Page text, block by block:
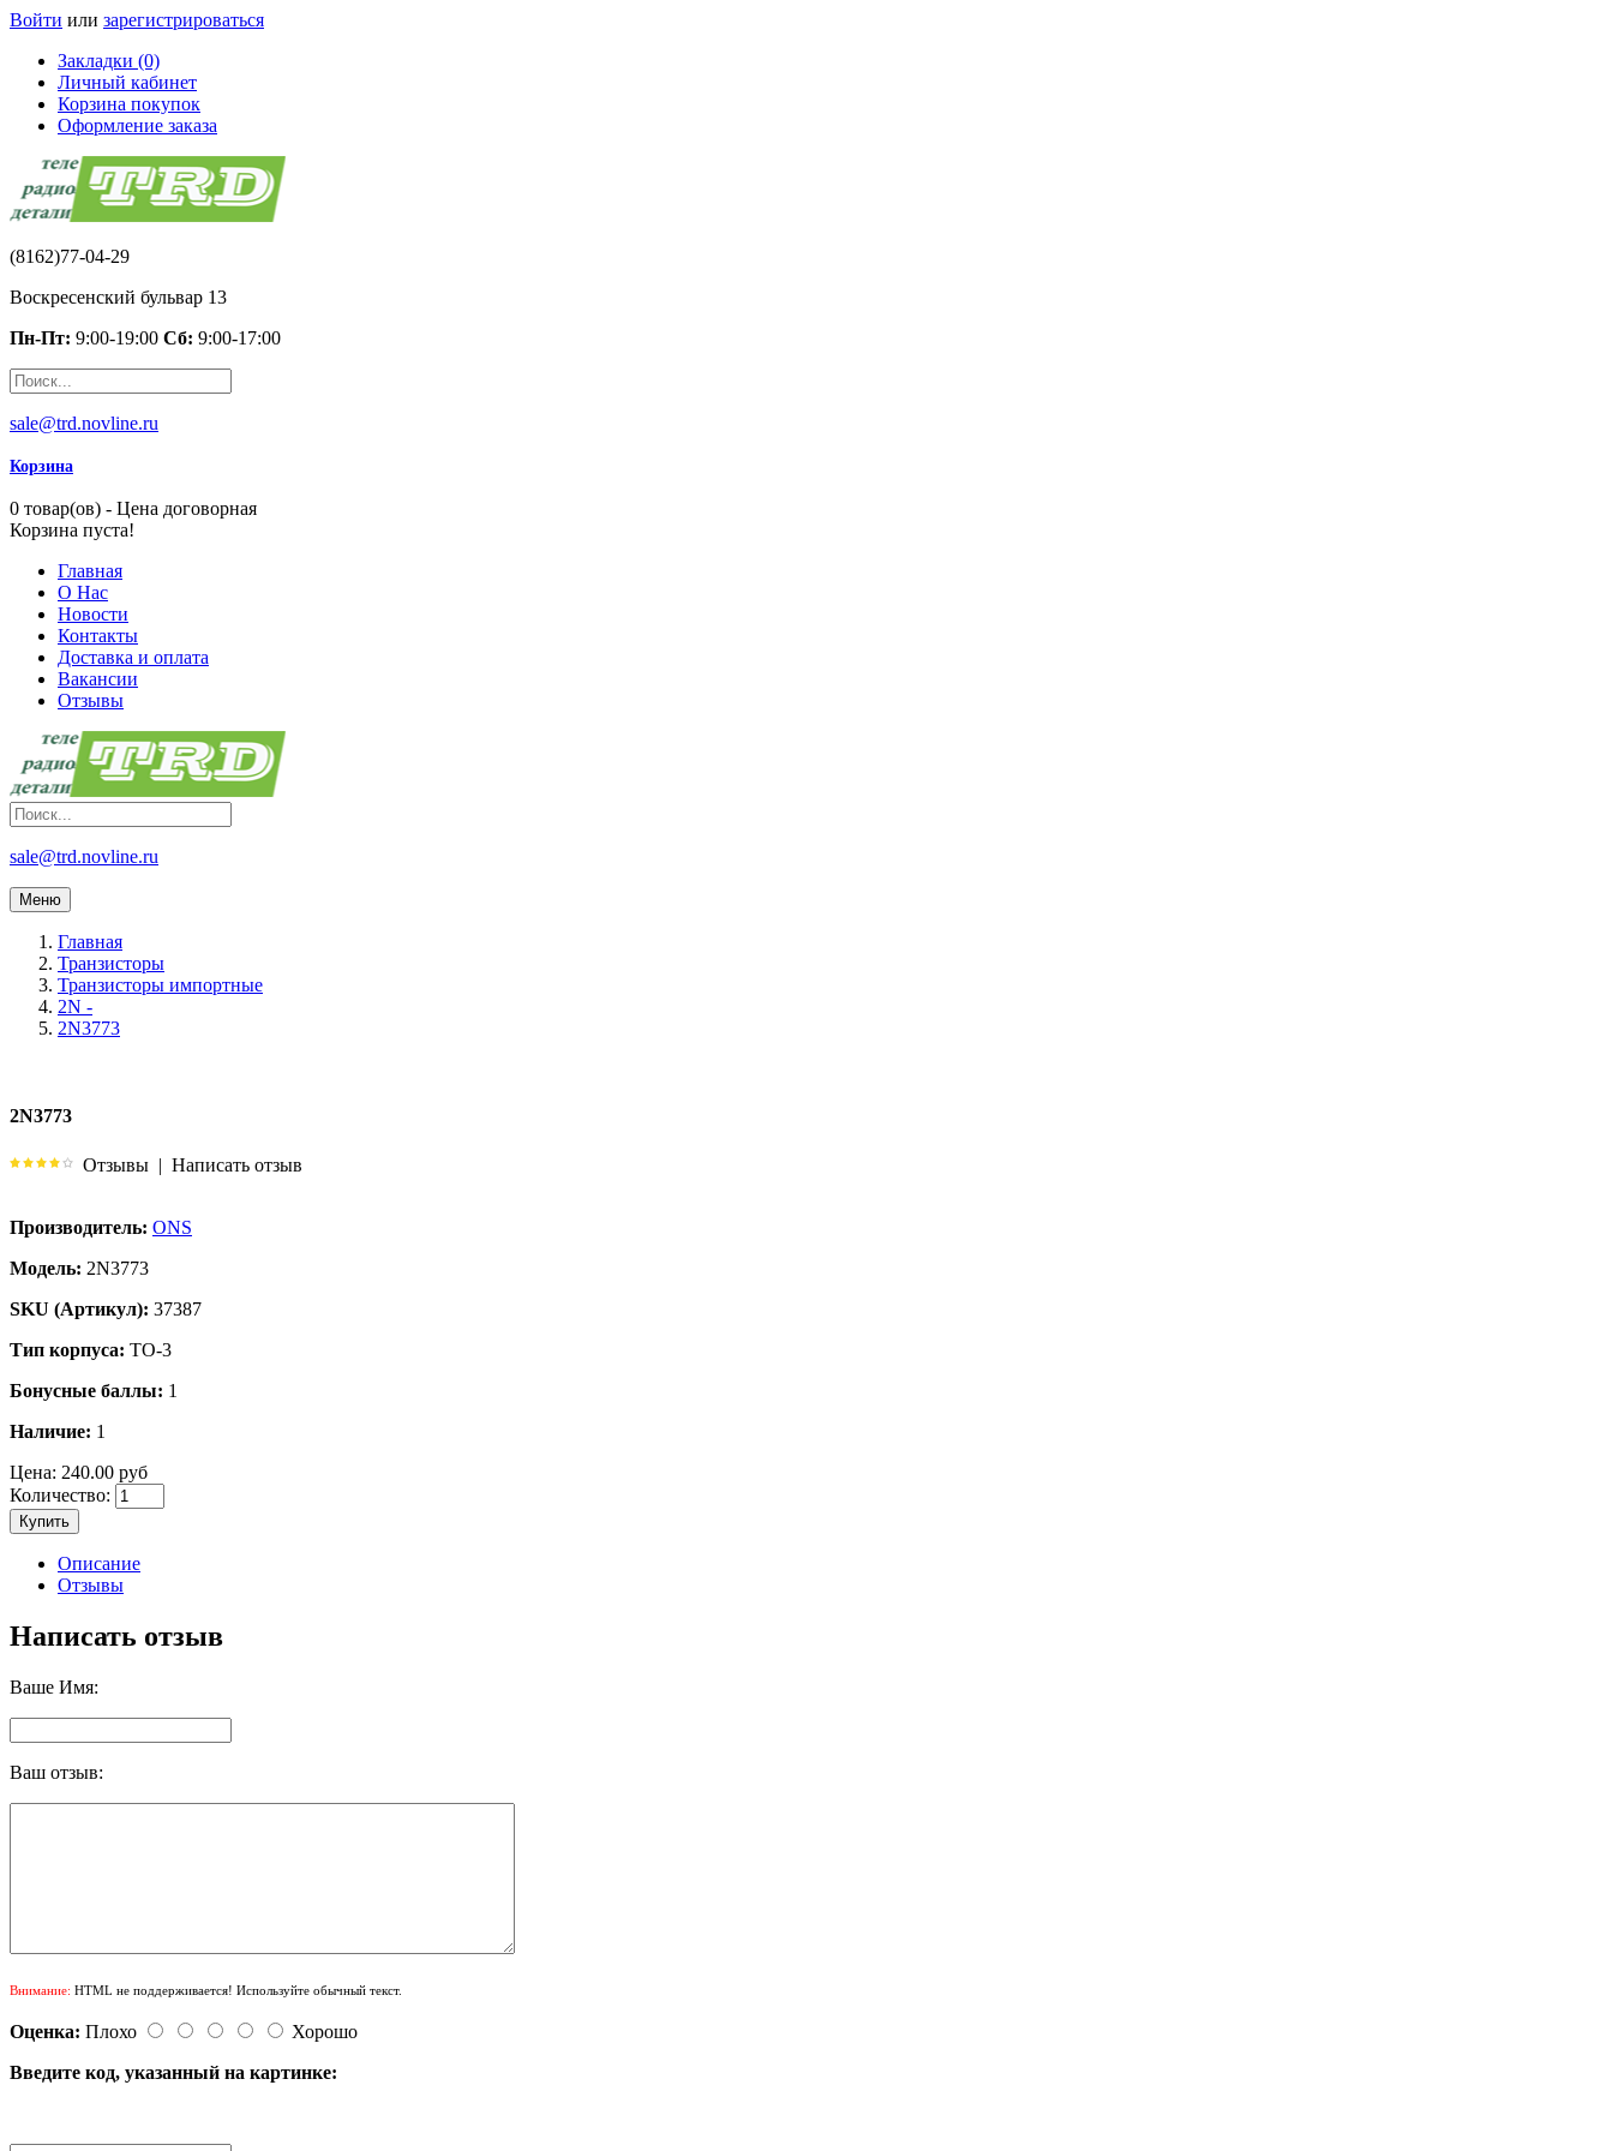
Войти или зарегистрироваться
Закладки (0)
Личный кабинет
Корзина покупок
Оформление заказа
(8162)77-04-29
Воскресенский бульвар 13
Пн-Пт: 9:00-19:00 Сб: 9:00-17:00
sale@trd.novline.ru
Корзина
0 товар(ов) - Цена договорная
Корзина пуста!
Главная
О Нас
Новости
Контакты
Доставка и оплата
Вакансии
Отзывы
sale@trd.novline.ru
Меню
Главная
Транзисторы
Транзисторы импортные
2N -
2N3773
2N3773
Отзывы | Написать отзыв
Производитель: ONS
Модель: 2N3773
SKU (Артикул): 37387
Тип корпуса: TO-3
Бонусные баллы: 1
Наличие: 1
Цена: 240.00 руб
Количество:
Купить
Описание
Отзывы
Написать отзыв
Ваше Имя:
Ваш отзыв:
Внимание: HTML не поддерживается! Используйте обычный текст.
Оценка: Плохо
Хорошо
Введите код, указанный на картинке: